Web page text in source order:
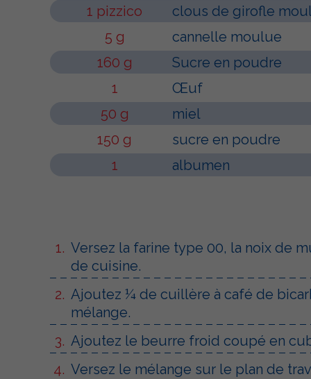
1 pizzico
clous de girofle
5 g
cannelle moulue
160 g
Sucre en poudre
1
Œuf
50 g
miel
150 g
sucre en poudre
1
albumen
Versez la farine type 00, la noix de
de cuisine.
Ajoutez ¼ de cuillère à café de
mélange.
Ajoutez le beurre froid coupé en
Versez le mélange sur le plan de